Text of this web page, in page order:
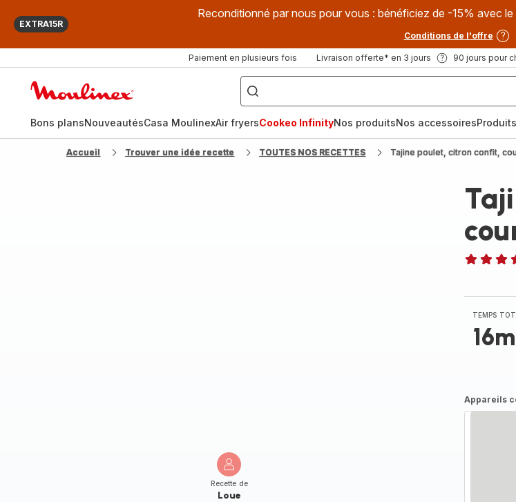
EXTRA15R
Reconditionné par nous pour vous : bénéficiez de -15% avec
Conditions de l'offre
Paiement en plusieurs fois Livraison offerte* en 3 jours 90 jours pour
["Que
recherchez-
vous
?",
fryer",
"Companion"]
Bons plansNouveautésCasa MoulinexAir fryersCookeo InfinityNos produitsNos accessoires
Accueil Trouver une idée recette TOUTES NOS RECETTES Tajine poulet, citron confit,
Recette de
Loue
TEMPS
Appareils